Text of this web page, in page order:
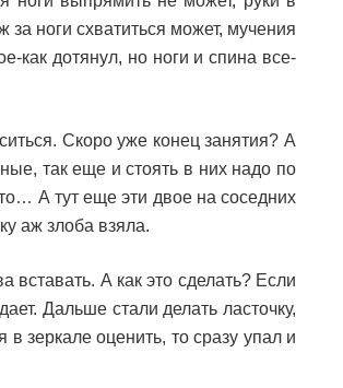
за ноги схватиться может, мучения
как дотянул, но ноги и спина все-
Скоро уже конец занятия? А
так еще и стоять в них надо по
А тут еще эти двое на соседних
аж злоба взяла.
А как это сделать? Если
Дальше стали делать ласточку,
зеркале оценить, то сразу упал и